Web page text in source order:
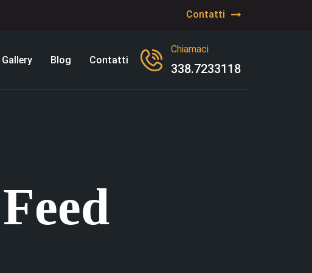
Contatti
Gallery Blog Contatti
Chiamaci
338.7233118
Feed